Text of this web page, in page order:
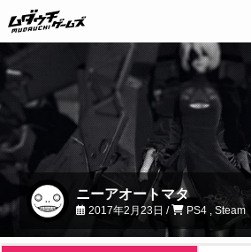
ニーアオートマタ
2017年2月23日 / PS4 , Steam